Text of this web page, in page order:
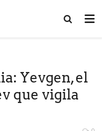
Yevgen, el
que vigila